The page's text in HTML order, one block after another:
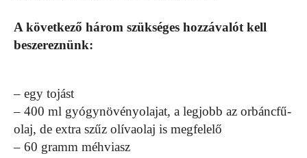
A következő három szükséges hozzávalót kell
beszereznünk:
– egy tojást
– 400 ml gyógynövényolajat, a legjobb az orbáncfű-
olaj, de extra szűz olívaolaj is megfelelő
– 60 gramm méhviasz